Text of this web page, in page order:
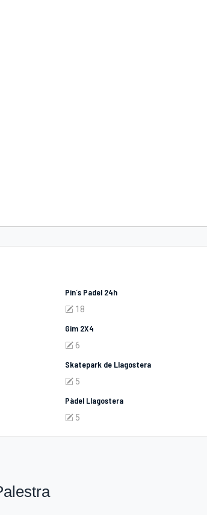
Pin´s Padel 24h
18
Gim 2X4
6
Skatepark de Llagostera
5
Pàdel Llagostera
5